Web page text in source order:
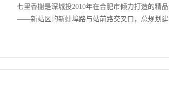
七里香榭是深城投2010年在合肥市倾力打造的精
——新站区的新蚌埠路与站前路交叉口，总规划建
万平方，共拥有4栋高层住宅、1栋小高层住宅、
合肥站前片区高端精品住宅项目，树立合肥人家